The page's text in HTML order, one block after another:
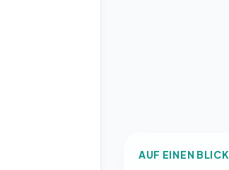
AUF EINEN BLICK